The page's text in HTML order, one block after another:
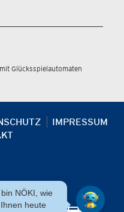
Glücksspielautomaten
IMPRESSUM
NÖKI, wie
heute